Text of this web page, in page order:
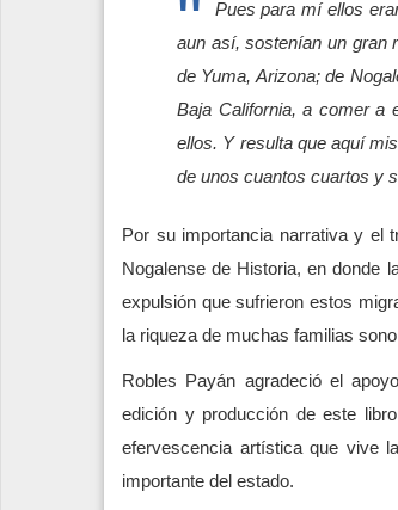
Pues para mí ellos
aun así, sostenían un gran
de Yuma, Arizona; de
Baja California, a comer a
ellos. Y resulta que aquí
de unos cuantos cuartos y
Por su importancia narrativa y el
Nogalense de Historia, en donde
expulsión que sufrieron estos
la riqueza de muchas familias
Robles Payán agradeció el
edición y producción de este
efervescencia artística que vive
importante del estado.